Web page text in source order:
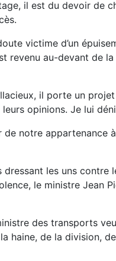
il est du devoir de
victime d’un
revenu au-devant de
il porte un
opinions. Je lui
de notre appartenance
dressant les uns contre
le ministre Jean
des transports
haine, de la division,